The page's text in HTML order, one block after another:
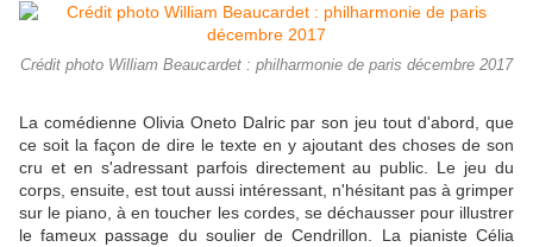
Crédit photo William Beaucardet : philharmonie de paris décembre 2017
La comédienne Olivia Oneto Dalric par son jeu tout d'abord, que
ce soit la façon de dire le texte en y ajoutant des choses de son
cru et en s'adressant parfois directement au public. Le jeu du
corps, ensuite, est tout aussi intéressant, n'hésitant pas à grimper
sur le piano, à en toucher les cordes, se déchausser pour illustrer
le fameux passage du soulier de Cendrillon. La pianiste Célia